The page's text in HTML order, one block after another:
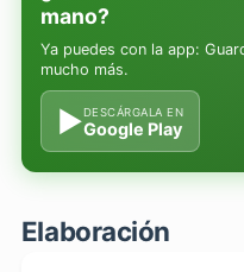
mano?
Ya puedes con la app:
mucho más.
▶DESCÁRGALA EN
Google Play
Elaboración